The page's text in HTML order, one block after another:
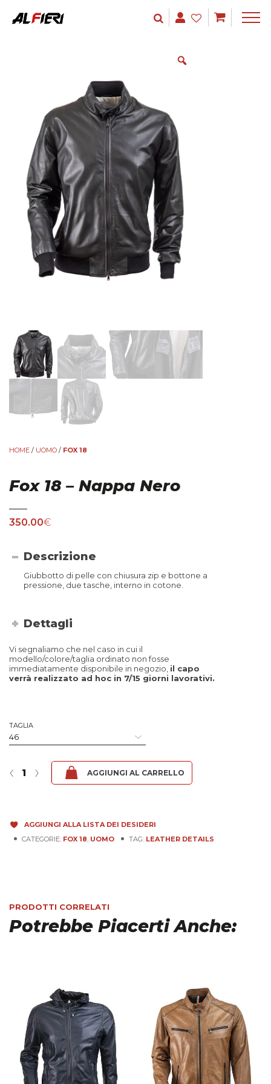
HOME / UOMO / FOX 18
Fox 18 – Nappa Nero
350.00€
Descrizione
Giubbotto di pelle con chiusura zip e bottone a
pressione, due tasche, interno in cotone.
Dettagli
Vi segnaliamo che nel caso in cui il
modello/colore/taglia ordinato non fosse
immediatamente disponibile in negozio, il capo
verrà realizzato ad hoc in 7/15 giorni lavorativi.
TAGLIA
Fox 18 - Nappa Nero quantità
›
‹ AGGIUNGI AL CARRELLO
AGGIUNGI ALLA LISTA DEI DESIDERI
CATEGORIE: FOX 18, UOMO TAG: LEATHER DETAILS
PRODOTTI CORRELATI
Potrebbe Piacerti Anche: